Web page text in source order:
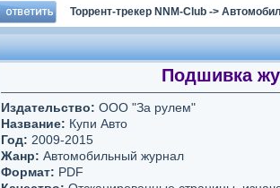
Торрент-трекер NNM-Club ->
Подшивка
Издательство: ООО "За рулем"
Название: Купи Авто
Год: 2009-2015
Жанр: Автомобильный журнал
Формат: PDF